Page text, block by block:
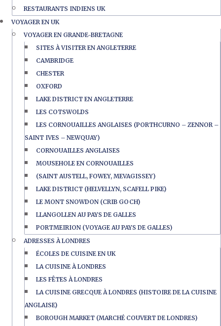
RESTAURANTS INDIENS UK
VOYAGER EN UK
VOYAGER EN GRANDE-BRETAGNE
SITES À VISITER EN ANGLETERRE
CAMBRIDGE
CHESTER
OXFORD
LAKE DISTRICT EN ANGLETERRE
LES COTSWOLDS
LES CORNOUAILLES ANGLAISES (PORTHCURNO – ZENNOR –
SAINT IVES – NEWQUAY)
CORNOUAILLES ANGLAISES
MOUSEHOLE EN CORNOUAILLES
(SAINT AUSTELL, FOWEY, MEVAGISSEY)
LAKE DISTRICT (HELVELLYN, SCAFELL PIKE)
LE MONT SNOWDON (CRIB GOCH)
LLANGOLLEN AU PAYS DE GALLES
PORTMEIRION (VOYAGE AU PAYS DE GALLES)
ADRESSES À LONDRES
ÉCOLES DE CUISINE EN UK
LA CUISINE À LONDRES
LES FÊTES À LONDRES
LA CUISINE GRECQUE À LONDRES (HISTOIRE DE LA CUISINE
ANGLAISE)
BOROUGH MARKET (MARCHÉ COUVERT DE LONDRES)